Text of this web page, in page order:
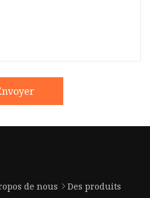
de nous
Des produits